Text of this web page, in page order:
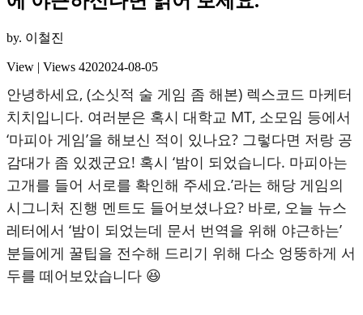
by. 이철진
View | Views 4202024-08-05
안녕하세요, (소싯적 술 게임 좀 해본) 렉스코드 마케터
치치입니다. 여러분은 혹시 대학교 MT, 소모임 등에서
‘마피아 게임’을 해보신 적이 있나요? 그렇다면 저랑 공
감대가 좀 있겠군요! 혹시 ‘밤이 되었습니다. 마피아는
고개를 들어 서로를 확인해 주세요.’라는 해당 게임의
시그니처 진행 멘트도 들어보셨나요? 바로, 오늘 뉴스
레터에서 ‘밤이 되었는데 문서 번역을 위해 야근하는’
분들에게 꿀팁을 전수해 드리기 위해 다소 엉뚱하게 서
두를 떼어보았습니다 😆